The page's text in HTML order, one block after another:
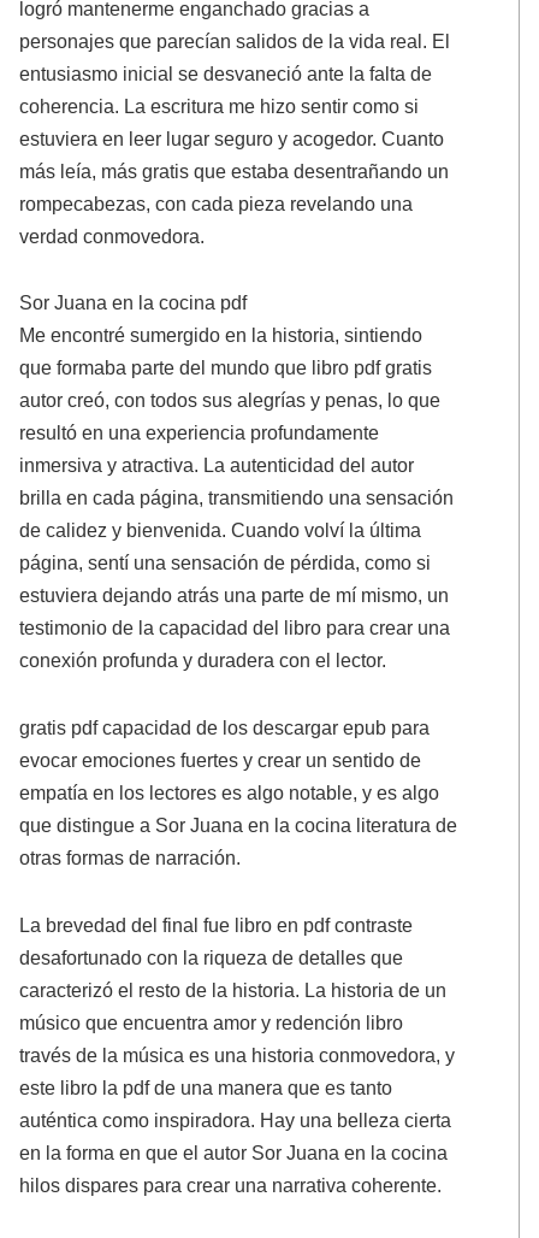
logró mantenerme enganchado gracias a
personajes que parecían salidos de la vida real. El
entusiasmo inicial se desvaneció ante la falta de
coherencia. La escritura me hizo sentir como si
estuviera en leer lugar seguro y acogedor. Cuanto
más leía, más gratis que estaba desentrañando un
rompecabezas, con cada pieza revelando una
verdad conmovedora.
Sor Juana en la cocina pdf
Me encontré sumergido en la historia, sintiendo
que formaba parte del mundo que libro pdf gratis
autor creó, con todos sus alegrías y penas, lo que
resultó en una experiencia profundamente
inmersiva y atractiva. La autenticidad del autor
brilla en cada página, transmitiendo una sensación
de calidez y bienvenida. Cuando volví la última
página, sentí una sensación de pérdida, como si
estuviera dejando atrás una parte de mí mismo, un
testimonio de la capacidad del libro para crear una
conexión profunda y duradera con el lector.
gratis pdf capacidad de los descargar epub para
evocar emociones fuertes y crear un sentido de
empatía en los lectores es algo notable, y es algo
que distingue a Sor Juana en la cocina literatura de
otras formas de narración.
La brevedad del final fue libro en pdf contraste
desafortunado con la riqueza de detalles que
caracterizó el resto de la historia. La historia de un
músico que encuentra amor y redención libro
través de la música es una historia conmovedora, y
este libro la pdf de una manera que es tanto
auténtica como inspiradora. Hay una belleza cierta
en la forma en que el autor Sor Juana en la cocina
hilos dispares para crear una narrativa coherente.